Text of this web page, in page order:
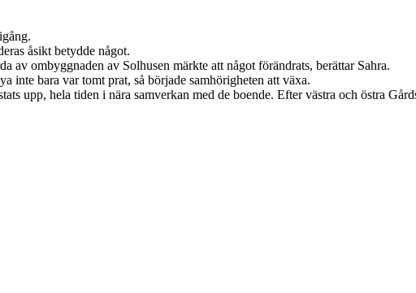
åsikt betydde något.
av ombyggnaden av Solhusen märkte att något förändrats, berättar Sahra.
inte bara var tomt prat, så började samhörigheten att växa.
upp, hela tiden i nära samverkan med de boende. Efter västra och östra